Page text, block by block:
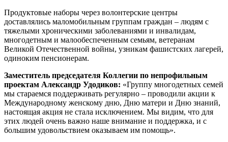
Продуктовые наборы через волонтерские центры
доставлялись маломобильным группам граждан – людям с
тяжелыми хроническими заболеваниями и инвалидам,
многодетным и малообеспеченным семьям, ветеранам
Великой Отечественной войны, узникам фашистских лагерей,
одиноким пенсионерам.
Заместитель председателя Коллегии по непрофильным
проектам Александр Удодиков: «Группу многодетных семей
мы стараемся поддерживать регулярно – проводили акции к
Международному женскому дню, Дню матери и Дню знаний,
настоящая акция не стала исключением. Мы видим, что для
этих людей очень важно наше внимание и поддержка, и с
большим удовольствием оказываем им помощь».